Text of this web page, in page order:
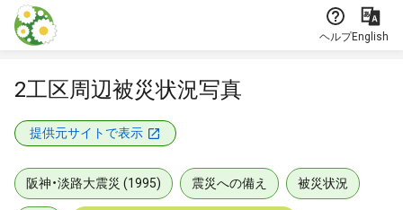
本文に飛ぶ
ヘルプEnglish
2工区周辺被災状況写真
提供元サイトで表示
阪神・淡路大震災 (1995) 震災への備え 被災状況